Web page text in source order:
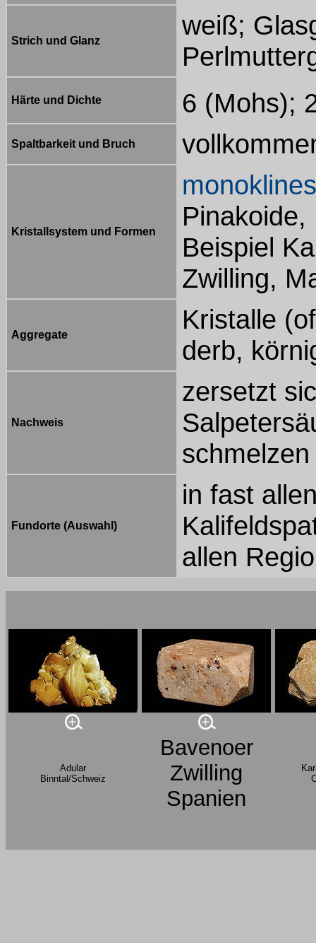
Strich und Glanz
weiß;
Härte und Dichte 6 (Mohs);
Spaltbarkeit und Bruch
Kristallsystem und Formen
monoklines
Beispiel
Zwilling,
Aggregate
Kristalle
derb,
Nachweis
zersetzt
Fundorte (Auswahl)
in fast
allen
Adular
Binntal/Schweiz
Bavenoer
Zwilling
Spanien